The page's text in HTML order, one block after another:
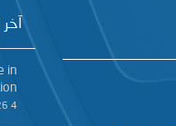
آخر
in
4 Aug 26